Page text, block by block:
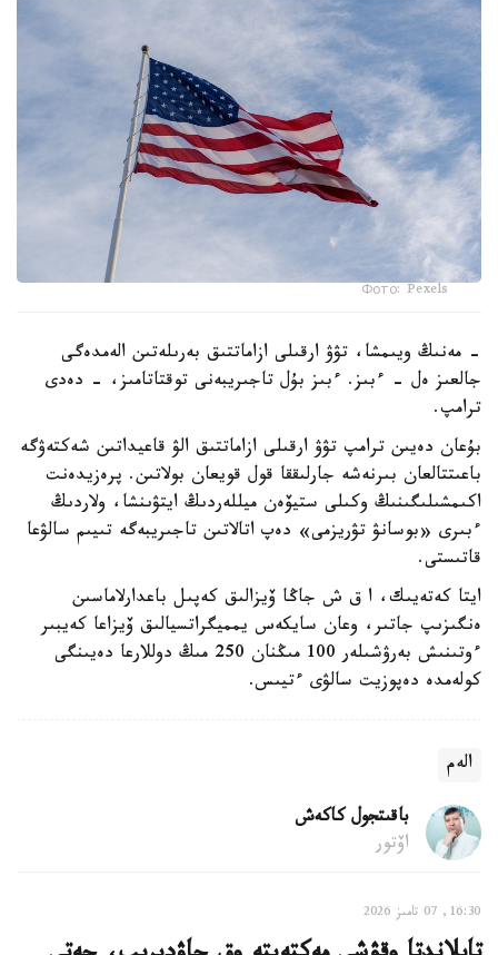
Фото: Pexels
- مەنىڭ ويىمشا، تۋۋ ارقىلى ازاماتتىق بەرىلەتىن الەمدەگى
جالعىز ەل - ءبىز. ءبىز بۇل تاجىريبەنى توقتاتامىز، - دەدى
ترامپ.
بۇعان دەيىن ترامپ تۋۋ ارقىلى ازاماتتىق الۋ قاعيداتىن شەكتەۋگە
باعىتتالعان بىرنەشە جارلىققا قول قويعان بولاتىن. پرەزيدەنت
اكىمشىلىگىنىڭ وكىلى ستيۆەن ميللەردىڭ ايتۋىنشا، ولاردىڭ
ءبىرى «بوسانۋ تۋريزمى» دەپ اتالاتىن تاجىريبەگە تىيىم سالۋعا
قاتىستى.
ايتا كەتەيىك، ا ق ش جاڭا ۆيزالىق كەپىل باعدارلاماسىن
ەنگىزىپ جاتىر، وعان سايكەس يمميگراتسيالىق ۆيزاعا كەيبىر
ءوتىنىش بەرۋشىلەر 100 مىڭنان 250 مىڭ دوللارعا دەيىنگى
كولەمدە دەپوزيت سالۋى ءتيىس.
الەم
باقىتجول كاكەش
اۆتور
16:30, 07 تامىز 2026